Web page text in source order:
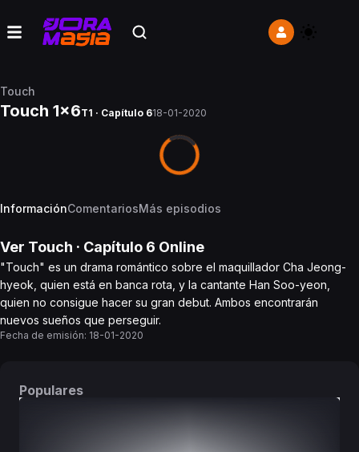
Touch
Touch 1x6T1 · Capítulo 618-01-2020
InformaciónComentariosMás episodios
Ver Touch · Capítulo 6 Online
"Touch" es un drama romántico sobre el maquillador Cha Jeong-
hyeok, quien está en banca rota, y la cantante Han Soo-yeon,
quien no consigue hacer su gran debut. Ambos encontrarán
nuevos sueños que perseguir.
Fecha de emisión: 18-01-2020
Populares